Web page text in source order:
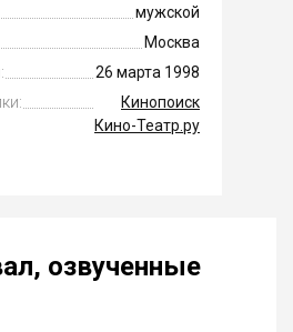
мужской
Москва
26 марта 1998
Кинопоиск
Кино-Театр.ру
озвученные